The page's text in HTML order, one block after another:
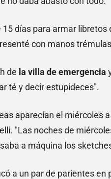
15 días para armar libretos
con manos
de la villa de emergencia
té y decir estupideces".
aparecían el miércoles
"Las noches de
a máquina los
a un par de parientes en